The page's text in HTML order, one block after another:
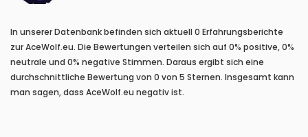
In unserer Datenbank befinden sich aktuell 0 Erfahrungsberichte
zur AceWolf.eu. Die Bewertungen verteilen sich auf 0% positive, 0%
neutrale und 0% negative Stimmen. Daraus ergibt sich eine
durchschnittliche Bewertung von 0 von 5 Sternen. Insgesamt kann
man sagen, dass AceWolf.eu negativ ist.